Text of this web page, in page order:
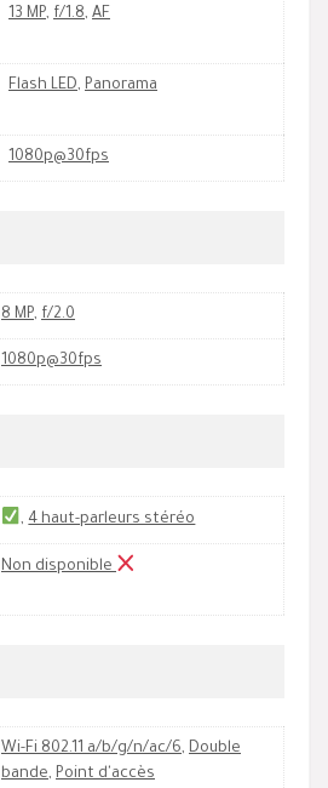
13 MP, f/1.8, AF
Flash LED, Panorama
1080p@30fps
8 MP, f/2.0
1080p@30fps
,4 haut-parleurs stéréo
Non disponible
Wi-Fi 802.11 a/b/g/n/ac/6, Double
bande, Point d'accès